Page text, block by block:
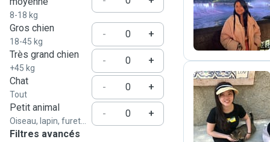
8-18 kg
Gros chien
18-45 kg
-
+
Très grand chien
+45 kg
-
+
Chat
Tout
-
+
Petit animal
Oiseau, lapin, furet...
-
+
Filtres avancés
R
M